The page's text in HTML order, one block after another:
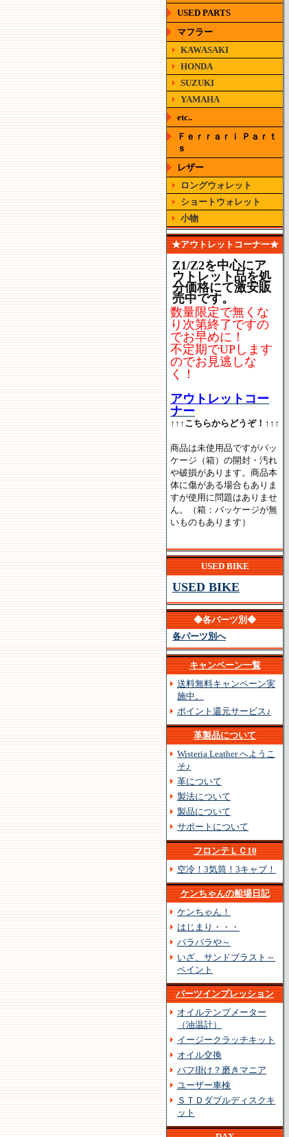
USED PARTS
マフラー
KAWASAKI
HONDA
SUZUKI
YAMAHA
etc..
Ｆｅｒｒａｒｉ Ｐａｒｔ
ｓ
レザー
ロングウォレット
ショートウォレット
小物
★アウトレットコーナー★
Z1/Z2を中心にア
ウトレット品を処
分価格にて激安販
売中です。
数量限定で無くな
り次第終了ですの
でお早めに！
不定期でUPします
のでお見逃しな
く！
アウトレ ットコー
ナー
↑↑↑こちらからどうぞ！↑↑↑
商品は未使用品ですがパッ
ケージ（箱）の開封・汚れ
や破損があります。商品本
体に傷がある場合もありま
すが使用に問題はありませ
ん。（箱：パッケージが無
いものもあります）
USED BIKE
USED BIKE
◆各パーツ別◆
各パーツ別へ
キャンペーン一覧
送料無料キャンペーン実
施中。
ポイント還元サービス♪
革製品について
Wisteria Leather へようこ
そ♪
革について
製法について
製品について
サポートについて
フロンテＬＣ10
空冷！3気筒！3キャブ！
ケンちゃんの船場日記
ケンちゃん！
はじまり・・・
バラバラや～
いざ、サンドブラスト～
ペイント
パーツインプレッション
オイルテンプメーター
（油温計）
イージークラッチキット
オイル交換
バフ掛け？磨きマニア
ユーザー車検
ＳＴＤダブルディスクキ
ット